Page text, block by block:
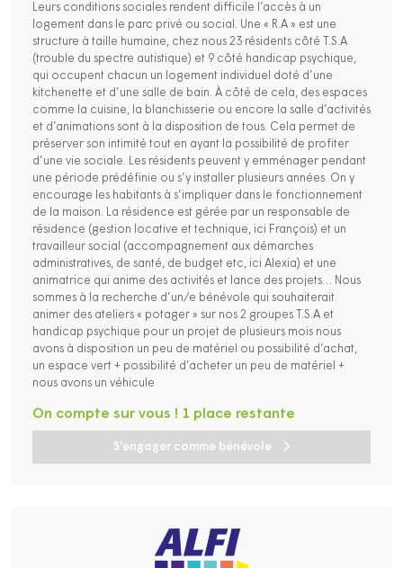
Leurs conditions sociales rendent difficile l’accès à un
logement dans le parc privé ou social. Une « R.A » est une
structure à taille humaine, chez nous 23 résidents côté T.S.A
(trouble du spectre autistique) et 9 côté handicap psychique,
qui occupent chacun un logement individuel doté d’une
kitchenette et d’une salle de bain. À côté de cela, des espaces
comme la cuisine, la blanchisserie ou encore la salle d’activités
et d’animations sont à la disposition de tous. Cela permet de
préserver son intimité tout en ayant la possibilité de profiter
d’une vie sociale. Les résidents peuvent y emménager pendant
une période prédéfinie ou s’y installer plusieurs années. On y
encourage les habitants à s’impliquer dans le fonctionnement
de la maison. La résidence est gérée par un responsable de
résidence (gestion locative et technique, ici François) et un
travailleur social (accompagnement aux démarches
administratives, de santé, de budget etc, ici Alexia) et une
animatrice qui anime des activités et lance des projets… Nous
sommes à la recherche d’un/e bénévole qui souhaiterait
animer des ateliers « potager » sur nos 2 groupes T.S.A et
handicap psychique pour un projet de plusieurs mois nous
avons à disposition un peu de matériel ou possibilité d’achat,
un espace vert + possibilité d’acheter un peu de matériel +
nous avons un véhicule
S'engager comme bénévole
On compte sur vous ! 1 place restante